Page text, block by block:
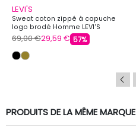
LEVI'S
Sweat coton zippé à capuche
logo brodé Homme LEVI'S
69,00 €29,59 € 57%
PRODUITS DE LA MÊME MARQUE